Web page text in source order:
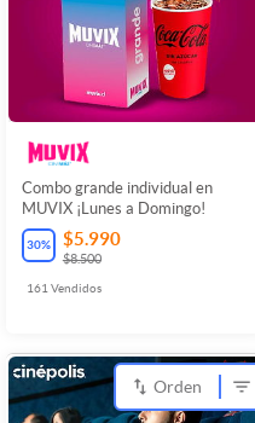
Combo grande individual en
MUVIX ¡Lunes a Domingo!
30% $5.990
$8.500
161 Vendidos
Orden